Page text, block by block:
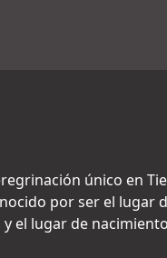
único en
por ser el lugar
el lugar de